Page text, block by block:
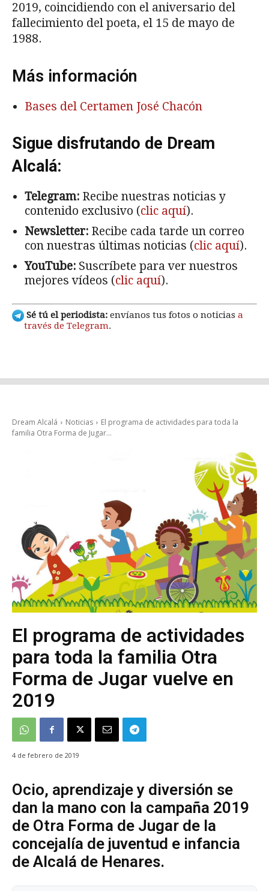
2019, coincidiendo con el aniversario del
fallecimiento del poeta, el 15 de mayo de
1988.
Más información
Bases del Certamen José Chacón
Sigue disfrutando de Dream
Alcalá:
Telegram: Recibe nuestras noticias y
contenido exclusivo (clic aquí).
Newsletter: Recibe cada tarde un correo
con nuestras últimas noticias (clic aquí).
YouTube: Suscríbete para ver nuestros
mejores vídeos (clic aquí).
Sé tú el periodista: envíanos tus fotos o noticias a
través de Telegram.